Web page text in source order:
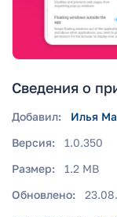
Сведения о
Добавил:
Илья
Версия:
1.0.350
Размер:
1.2 MB
Обновлено: